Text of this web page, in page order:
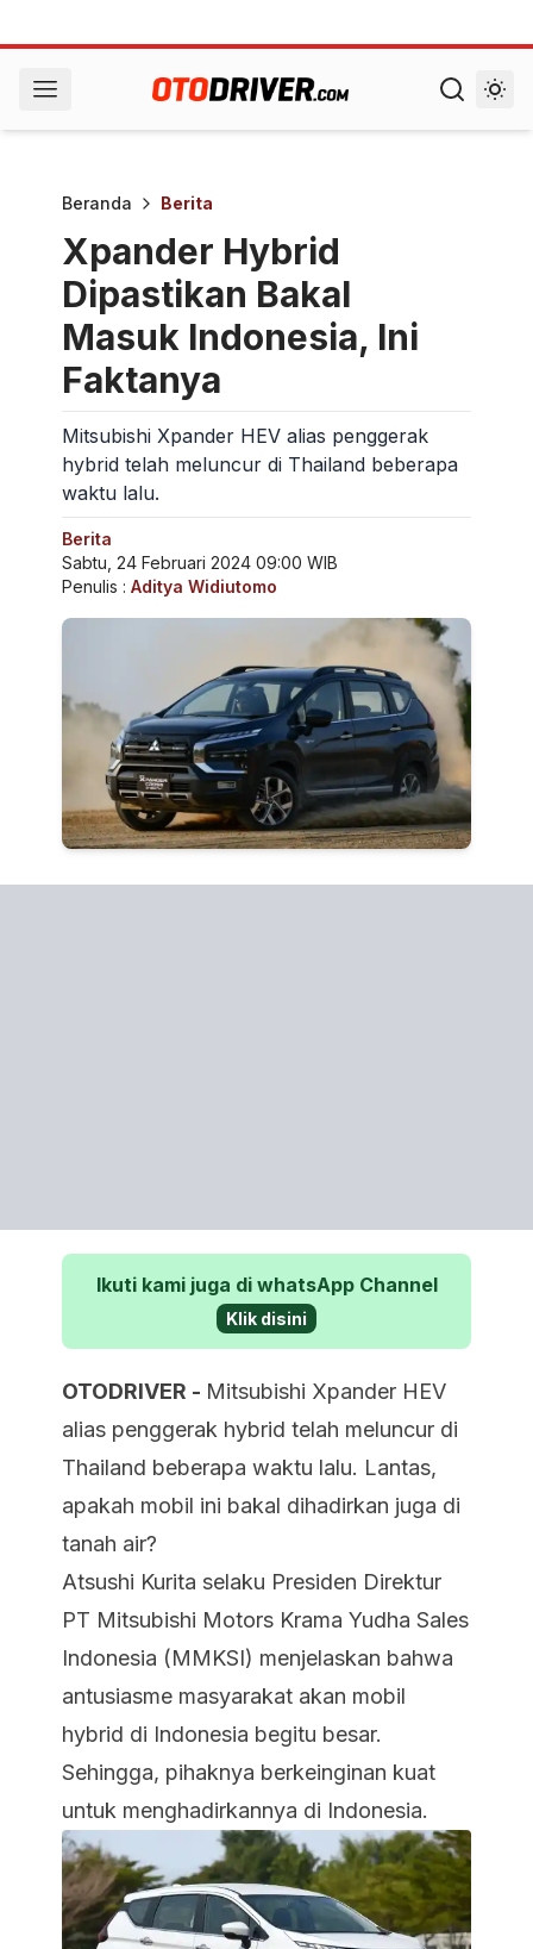
Beranda Berita
Xpander Hybrid
Dipastikan Bakal
Masuk Indonesia, Ini
Faktanya
Mitsubishi Xpander HEV alias penggerak
hybrid telah meluncur di Thailand beberapa
waktu lalu.
Berita
Sabtu, 24 Februari 2024 09:00 WIB
Penulis : Aditya Widiutomo
Ikuti kami juga di whatsApp Channel
Klik disini
OTODRIVER - Mitsubishi Xpander HEV
alias penggerak hybrid telah meluncur di
Thailand beberapa waktu lalu. Lantas,
apakah mobil ini bakal dihadirkan juga di
tanah air?
Atsushi Kurita selaku Presiden Direktur
PT Mitsubishi Motors Krama Yudha Sales
Indonesia (MMKSI) menjelaskan bahwa
antusiasme masyarakat akan mobil
hybrid di Indonesia begitu besar.
Sehingga, pihaknya berkeinginan kuat
untuk menghadirkannya di Indonesia.